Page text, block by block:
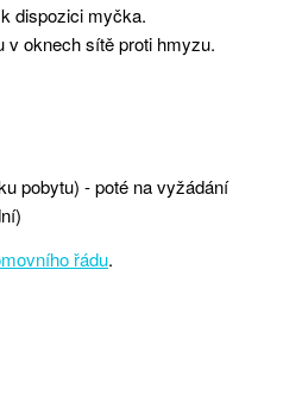
dispozici myčka.
v oknech sítě proti hmyzu.
pobytu) - poté na vyžádání
řádu.